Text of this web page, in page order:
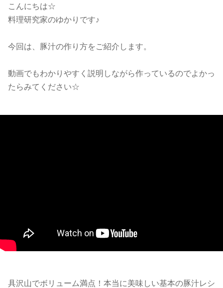
こんにちは☆
料理研究家のゆかりです♪
今回は、豚汁の作り方をご紹介します。
動画でもわかりやすく説明しながら作っているのでよかっ
たらみてください☆
具沢山でボリューム満点！本当に美味しい基本の豚汁レシ